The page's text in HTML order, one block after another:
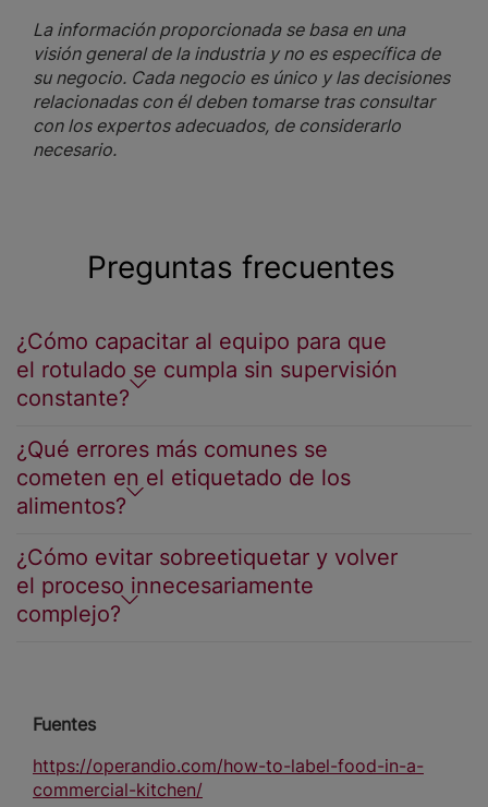
La información proporcionada se basa en una
visión general de la industria y no es específica de
su negocio. Cada negocio es único y las decisiones
relacionadas con él deben tomarse tras consultar
con los expertos adecuados, de considerarlo
necesario.
Preguntas frecuentes
¿Cómo capacitar al equipo para que
el rotulado se cumpla sin supervisión
constante?
¿Qué errores más comunes se
cometen en el etiquetado de los
alimentos?
¿Cómo evitar sobreetiquetar y volver
el proceso innecesariamente
complejo?
Fuentes
https://operandio.com/how-to-label-food-in-a-
commercial-kitchen/